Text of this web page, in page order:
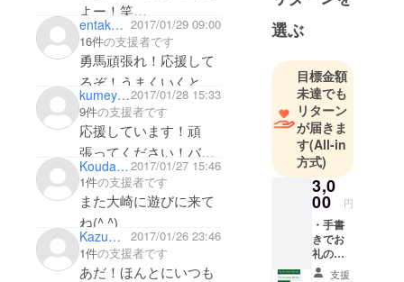
よー！笑
これからも頑張ってな
(*´꒳`*)
俺の夢の１つに勇馬の
スクリーンでサプライ
ズプロポーズを演出す
るっていうのできたか
ら！笑
entaku98 2017/01/29 09:00
16件の支援者です
勇馬頑張れ！応援して
るぞ！うまくいくとい
いねー
ってか、もう達成して
るのか(笑)
kumeyuka2017/01/28 15:33
9件の支援者です
応援しています！頑
張ってください！バ
ルーンシネマをはじめ
て知りました。上映も
楽しみにしています^^
Koudai Miyashita2017/01/27 15:46
1件の支援者です
また大崎に遊びに来て
ね(^ ^)
Kazumi Machida
2017/01/26 23:46
1件の支援者です
あだ！ほんとにいつも
も出張上映
します。
学生時代は
国内外ヒッ
チハイクで
ぶらぶらと
放浪。
19歳で日本
一周、翌年
に台湾、さ
らにはウズ
ベキスタン
選ぶ
目標金額
未達でも
リターン
が届きま
す(All-in
方式)
3,0
00 円
・手書
きでお
礼の手
紙を書
支援